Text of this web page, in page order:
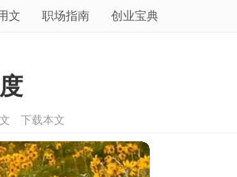
文 职场指南 创业宝典
下载本文